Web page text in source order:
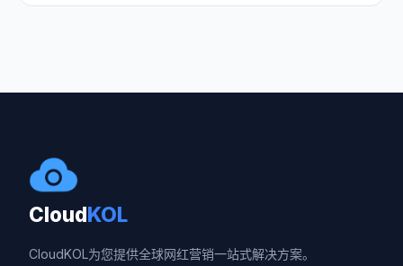
CloudKOL
CloudKOL为您提供全球网红营销一站式解决方案。